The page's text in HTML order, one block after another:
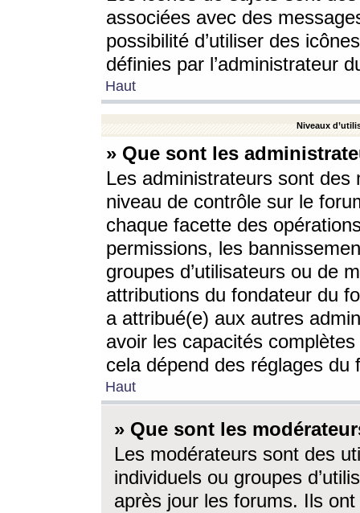
associées avec des
possibilité d’utiliser des
définies par l’administrateur
Haut
Niveaux
» Que sont les
Les administrateurs sont
niveau de contrôle sur le
chaque facette des
permissions, les
groupes d’utilisateurs ou de
attributions du fondateur du
a attribué(e) aux autres
avoir les capacités
cela dépend des réglages du
Haut
» Que sont les
Les modérateurs sont des
individuels ou groupes
après jour les forums. Ils ont